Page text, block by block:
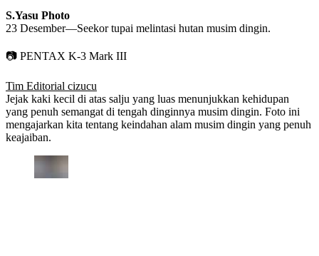
S.Yasu Photo
23 Desember—Seekor tupai melintasi hutan musim dingin.
📷 PENTAX K-3 Mark III
Tim Editorial cizucu
Jejak kaki kecil di atas salju yang luas menunjukkan kehidupan
yang penuh semangat di tengah dinginnya musim dingin. Foto ini
mengajarkan kita tentang keindahan alam musim dingin yang penuh
keajaiban.